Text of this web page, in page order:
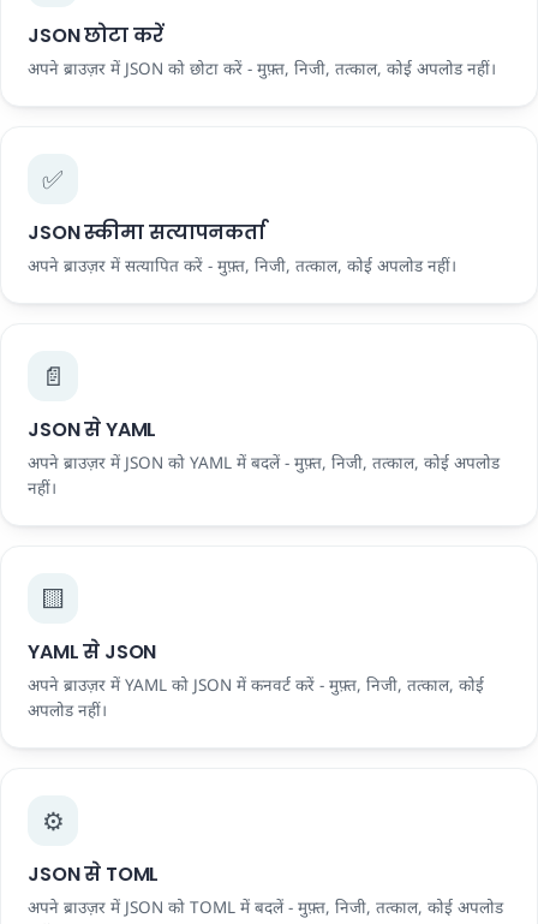
JSON छोटा करें
अपने ब्राउज़र में JSON को छोटा करें - मुफ़्त, निजी, तत्काल, कोई अपलोड नहीं।
✅
JSON स्कीमा सत्यापनकर्ता
अपने ब्राउज़र में सत्यापित करें - मुफ़्त, निजी, तत्काल, कोई अपलोड नहीं।
📄
JSON से YAML
अपने ब्राउज़र में JSON को YAML में बदलें - मुफ़्त, निजी, तत्काल, कोई अपलोड
नहीं।
🟨
YAML से JSON
अपने ब्राउज़र में YAML को JSON में कनवर्ट करें - मुफ़्त, निजी, तत्काल, कोई
अपलोड नहीं।
⚙️
JSON से TOML
अपने ब्राउज़र में JSON को TOML में बदलें - मुफ़्त, निजी, तत्काल, कोई अपलोड